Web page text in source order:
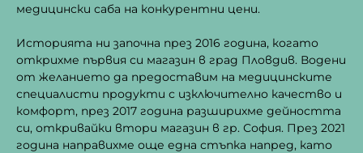
медицински саба на конкурентни цени.
Историята ни започна през 2016 година, когато
открихме първия си магазин в град Пловдив. Водени
от желанието да предоставим на медицинските
специалисти продукти с изключително качество и
комфорт, през 2017 година разширихме дейността
си, откривайки втори магазин в гр. София. През 2021
година направихме още една стъпка напред, като